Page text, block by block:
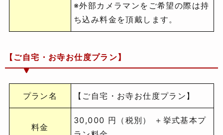
※外部カメラマンをご希望の際は持
ち込み料金を頂戴します。
【ご自宅・お寺お仕度プラン】
プラン名 【ご自宅・お寺お仕度プラン】
料金
30,000 円（税別） ＋挙式基本プ